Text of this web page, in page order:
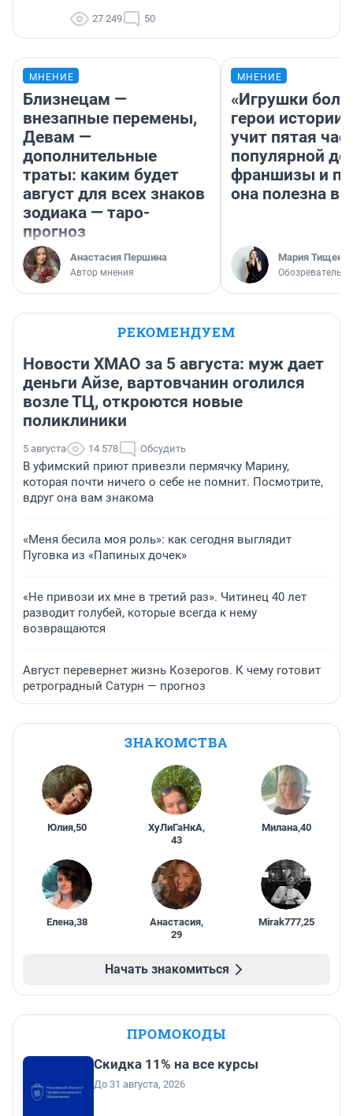
27 249 50
МНЕНИЕ
Близнецам —
внезапные перемены,
Девам —
дополнительные
траты: каким будет
август для всех знаков
зодиака — таро-
прогноз
Анастасия Першина
Автор мнения
МНЕНИЕ
«Игрушки
герои
учит пятая
популярной
франшизы и
она полезна
Мария Тищенко
Обозреватель
РЕКОМЕНДУЕМ
Новости ХМАО за 5 августа: муж дает
деньги Айзе, вартовчанин оголился
возле ТЦ, откроются новые
поликлиники
5 августа 14 578 Обсудить
В уфимский приют привезли пермячку Марину,
которая почти ничего о себе не помнит. Посмотрите,
вдруг она вам знакома
«Меня бесила моя роль»: как сегодня выглядит
Пуговка из «Папиных дочек»
«Не привози их мне в третий раз». Читинец 40 лет
разводит голубей, которые всегда к нему
возвращаются
Август перевернет жизнь Козерогов. К чему готовит
ретроградный Сатурн — прогноз
ЗНАКОМСТВА
Юлия,50 ХуЛиГаНкА,
43
Милана,40
Елена,38 Анастасия,
29
Mirak777,25
Начать знакомиться
ПРОМОКОДЫ
Скидка 11% на все курсы
До 31 августа, 2026